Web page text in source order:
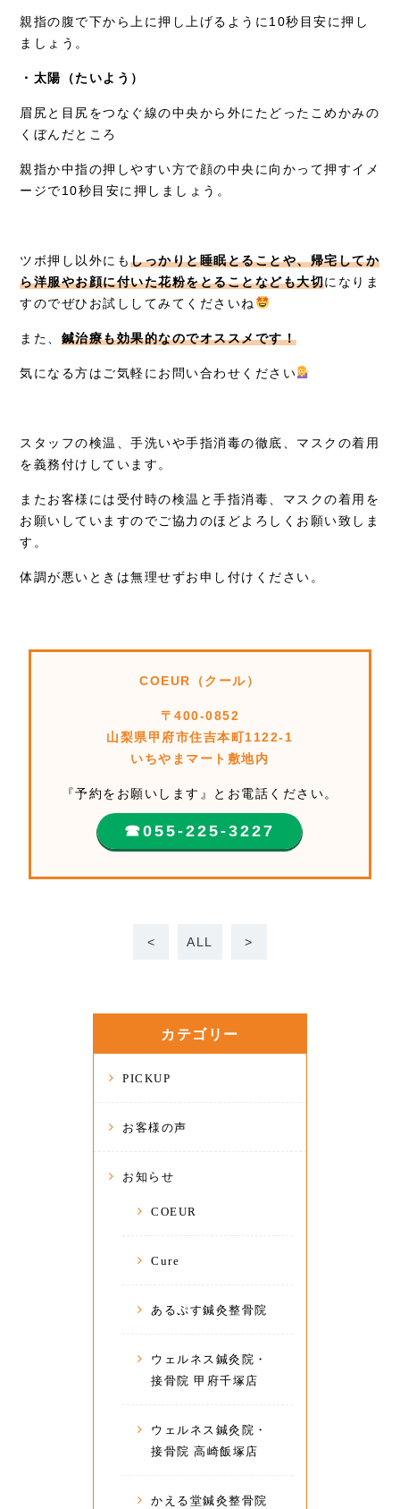
親指の腹で下から上に押し上げるように10秒目安に押し
ましょう。
・太陽（たいよう）
眉尻と目尻をつなぐ線の中央から外にたどったこめかみの
くぼんだところ
親指か中指の押しやすい方で顔の中央に向かって押すイメ
ージで10秒目安に押しましょう。
ツボ押し以外にもしっかりと睡眠とることや、帰宅してか
ら洋服やお顔に付いた花粉をとることなども大切になりま
すのでぜひお試ししてみてくださいね
また、 鍼治療も効果的なのでオススメです！
気になる方はご気軽にお問い合わせください
スタッフの検温、手洗いや手指消毒の徹底、マスクの着用
を義務付けしています。
またお客様には受付時の検温と手指消毒、マスクの着用を
お願いしていますのでご協力のほどよろしくお願い致しま
す。
体調が悪いときは無理せずお申し付けください。
COEUR（クール）
〒400-0852
山梨県甲府市住吉本町1122-1
いちやまマート敷地内
『予約をお願いします』とお電話ください。
☎︎055-225-3227
< ALL >
カテゴリー
PICKUP
お客様の声
お知らせ
COEUR
Cure
あるぷす鍼灸整骨院
ウェルネス鍼灸院・
接骨院 甲府千塚店
ウェルネス鍼灸院・
接骨院 高崎飯塚店
かえる堂鍼灸整骨院